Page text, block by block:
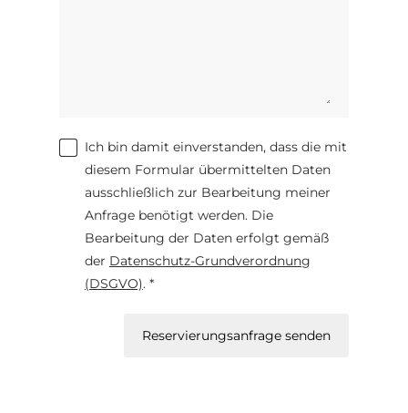
Ich bin damit einverstanden, dass die mit
diesem Formular übermittelten Daten
ausschließlich zur Bearbeitung meiner
Anfrage benötigt werden. Die
Bearbeitung der Daten erfolgt gemäß
der Datenschutz-Grundverordnung
(DSGVO). *
Reservierungsanfrage senden